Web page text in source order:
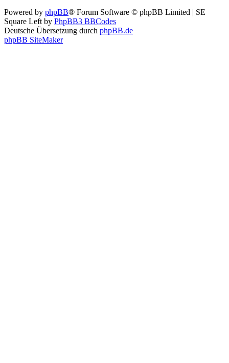
Powered by phpBB® Forum Software © phpBB Limited | SE
Square Left by PhpBB3 BBCodes
Deutsche Übersetzung durch phpBB.de
phpBB SiteMaker